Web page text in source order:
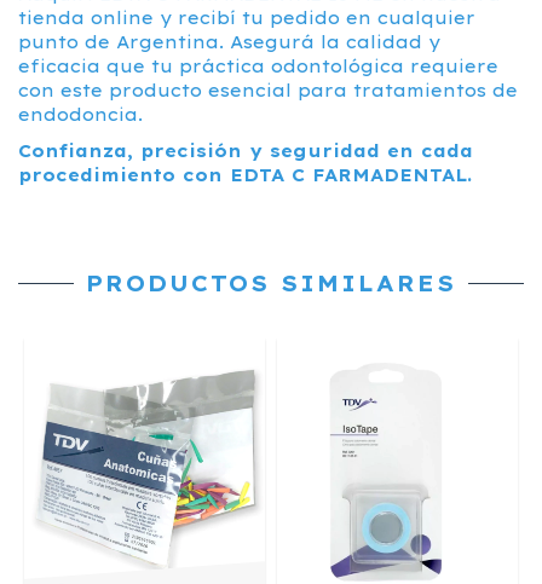
tienda online y recibí tu pedido en cualquier
punto de Argentina. Asegurá la calidad y
eficacia que tu práctica odontológica requiere
con este producto esencial para tratamientos de
endodoncia.
Confianza, precisión y seguridad en cada
procedimiento con EDTA C FARMADENTAL.
PRODUCTOS SIMILARES